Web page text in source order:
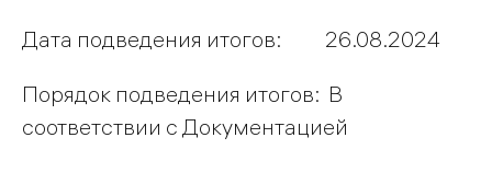
Дата подведения итогов: 26.08.2024
Порядок подведения итогов: В
соответствии с Документацией